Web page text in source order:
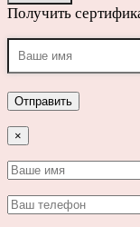
Получить
×